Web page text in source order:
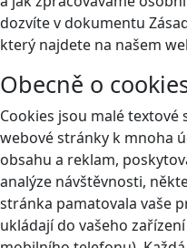
dozvíte v dokumentu
který najdete na našem
Obecně o
Cookies jsou malé
webové stránky k mnoha
obsahu a reklam,
analýze návštěvnosti,
stránka pamatovala vaše
ukládají do vašeho